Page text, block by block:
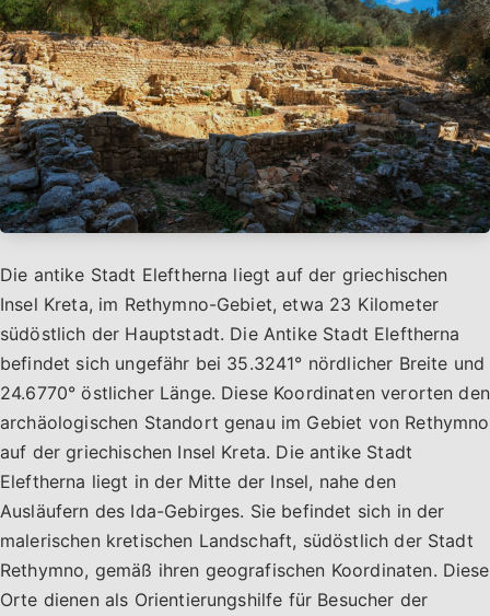
Die antike Stadt Eleftherna liegt auf der griechischen
Insel Kreta, im Rethymno-Gebiet, etwa 23 Kilometer
südöstlich der Hauptstadt. Die Antike Stadt Eleftherna
befindet sich ungefähr bei 35.3241° nördlicher Breite und
24.6770° östlicher Länge. Diese Koordinaten verorten den
archäologischen Standort genau im Gebiet von Rethymno
auf der griechischen Insel Kreta. Die antike Stadt
Eleftherna liegt in der Mitte der Insel, nahe den
Ausläufern des Ida-Gebirges. Sie befindet sich in der
malerischen kretischen Landschaft, südöstlich der Stadt
Rethymno, gemäß ihren geografischen Koordinaten. Diese
Orte dienen als Orientierungshilfe für Besucher der